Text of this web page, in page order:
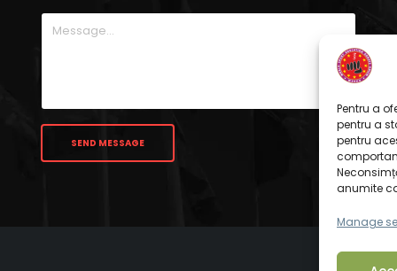
Pentru a
pentru a
pentru
anumite
Manage